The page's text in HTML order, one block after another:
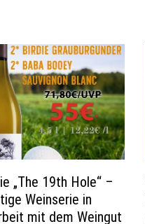
„The 19th Hole“ –
Weinserie in
mit dem Weingut